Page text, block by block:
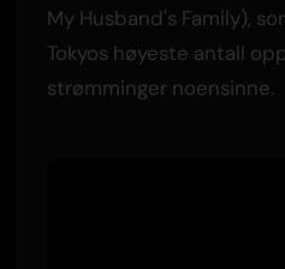
My Husband's Family),
Tokyos høyeste antall
strømminger noensinne.